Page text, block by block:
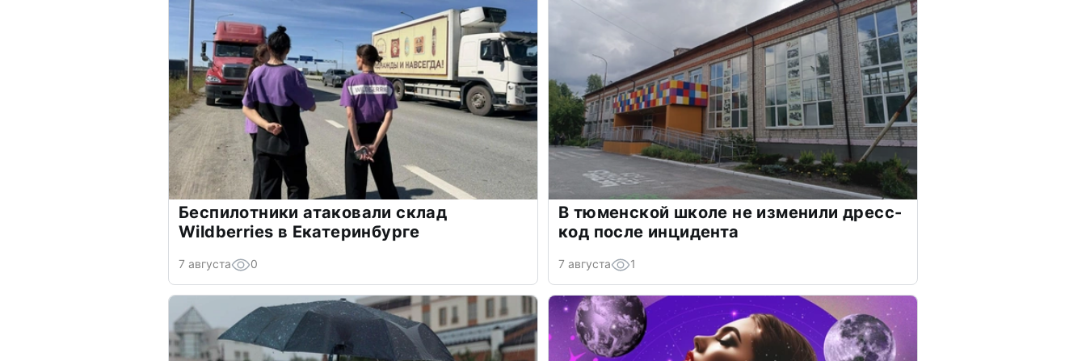
Беспилотники атаковали склад
Wildberries в Екатеринбурге
7 августа 0
В тюменской школе не изменили дресс-
код после инцидента
7 августа 1